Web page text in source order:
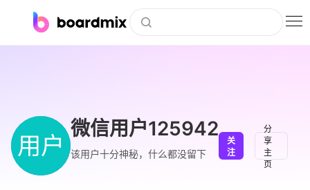
下载
会员
企业服务
用户
微信用户125942
该用户十分神秘，什么都没留下
关
注
分
享
主
页